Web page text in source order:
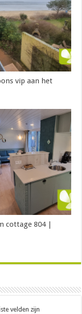
vip aan het
cottage 804 |
velden zijn